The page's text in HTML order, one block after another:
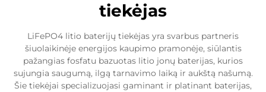
tiekėjas
LiFePO4 litio baterijų tiekėjas yra svarbus partneris
šiuolaikinėje energijos kaupimo pramonėje, siūlantis
pažangias fosfatu bazuotas litio jonų baterijas, kurios
sujungia saugumą, ilgą tarnavimo laiką ir aukštą našumą.
Šie tiekėjai specializuojasi gaminant ir platinant baterijas,